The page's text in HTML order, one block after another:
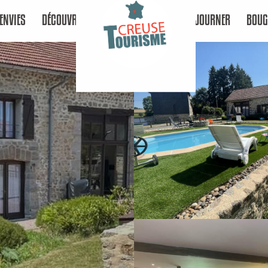
DÉCOUVRIR SÉJOURNER